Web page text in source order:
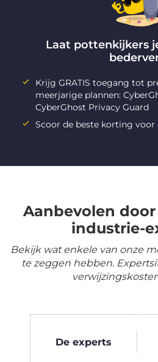
Laat pottenkijkers
Krijg GRATIS toegang tot
meerjarige plannen:
CyberGhost Privacy Guard
Scoor de beste korting voor
Aanbevolen
industrie-
Bekijk wat enkele van onze
te zeggen hebben.
De experts